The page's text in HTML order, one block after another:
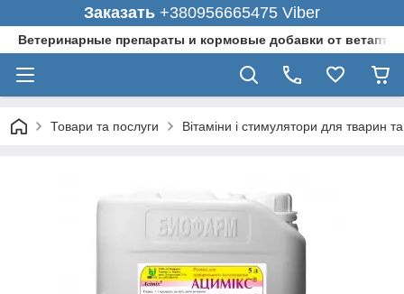
Заказать +380956665475 Viber
Ветеринарные препараты и кормовые добавки от
Товари та послуги Вітаміни і стимулятори для тварин та